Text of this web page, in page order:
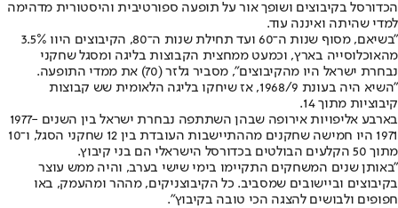
הכדורסל בקיבוצים ושופך אור על תופעה ספורטיבית והיסטורית מדהימה
למדי שהיתה ואיננה עוד.
"בשיאם, מסוף שנות ה־60 ועד תחילת שנות ה־80, הקיבוצים היוו 3.5%
מהאוכלוסייה בארץ, וכמעט ממחצית הקבוצות בליגה ומסגל שחקני
נבחרת ישראל היו מהקיבוצים", מסביר גלזר (70) את ממדי התופעה.
"השיא היה בעונת 1968/9, אז שיחקו בליגה הלאומית שש קבוצות
קיבוציות מתוך 14.
בארבע אליפויות אירופה שבהן השתתפה נבחרת ישראל בין השנים 1977-
1971 היו חמישה שחקנים מההתיישבות העובדת בין 12 שחקני הסגל, ו־10
מתוך 50 הקלעים הבולטים בכדורסל הישראלי הם בני קיבוץ.
"באותן שנים המשחקים התקיימו בימי שישי בערב, והיה ממש עוצר
בקיבוצים וביישובים שמסביב. כל הקיבוצניקים, מההר ומהעמק, באו
חפופים ולבושים להצגה הכי טובה בקיבוץ".